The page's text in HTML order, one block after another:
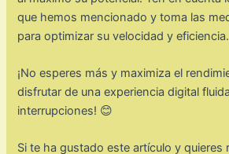
que hemos mencionado y toma las
para optimizar su velocidad y eficiencia.
¡No esperes más y maximiza el
disfrutar de una experiencia digital
interrupciones! 😊
Si te ha gustado este artículo y quieres